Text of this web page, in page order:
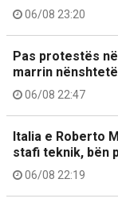
06/08 23:20
Pas protestës
marrin
06/08 22:47
Italia e Roberto
stafi teknik, bën
06/08 22:19